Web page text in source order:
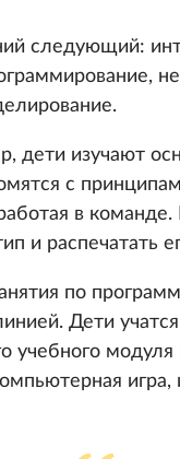
следующий:
дети изучают
с
в
и распечатать
по
Дети
учебного